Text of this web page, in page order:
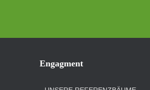
Engagment